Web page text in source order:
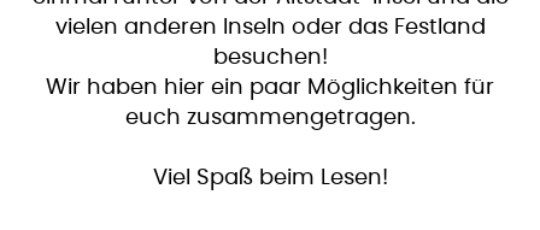
vielen anderen Inseln oder das Festland
besuchen!
Wir haben hier ein paar Möglichkeiten für
euch zusammengetragen.
Viel Spaß beim Lesen!